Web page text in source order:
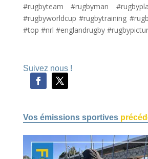
#rugbyteam #rugbyman
#rugbyworldcup #rugbytraining
#top #nrl #englandrugby
Suivez nous !
Vos émissions sportives